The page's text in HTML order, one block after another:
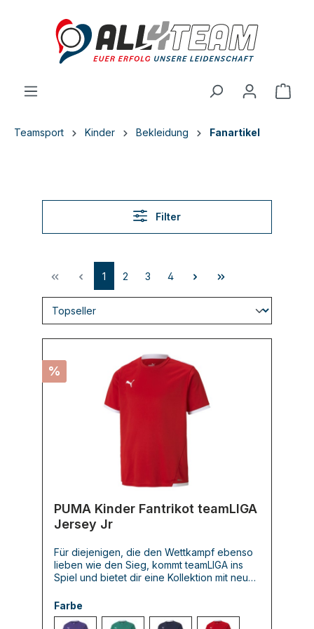
Teamsport Kinder Bekleidung Fanartikel
Filter
1 2 3 4
%
PUMA Kinder Fantrikot teamLIGA
Jersey Jr
Für diejenigen, die den Wettkampf ebenso
lieben wie den Sieg, kommt teamLIGA ins
Spiel und bietet dir eine Kollektion mit neu
und Tragekomfort punktet. Ob du dein
wichtigstes Spiel bestreitest oder deine
Farbe